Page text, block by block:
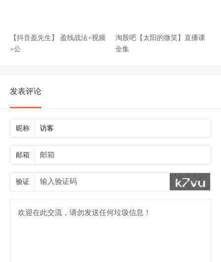
【抖音盈先生】 盈线战法+视频
+公
淘股吧【太阳的微笑】直播课
全集
发表评论
昵称
邮箱
验证